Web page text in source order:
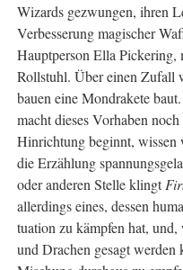
Wizards gezwun­gen, ihren
Ver­bes­se­rung magi­scher
Haupt­per­son Ella Picke­ring,
Roll­stuhl. Über einen Zufall
bau­en eine Mond­ra­ke­te
macht die­ses Vor­ha­ben
Hin­rich­tung beginnt, wis­sen
die Erzäh­lung
oder ande­ren Stel­le klingt
aller­dings eines, des­sen
tua­ti­on zu kämp­fen hat,
und Dra­chen gesagt